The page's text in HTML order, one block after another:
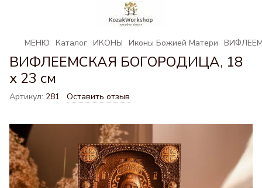
МЕНЮ Каталог ИКОНЫ Иконы Божией Матери
ВИФЛЕЕМСКАЯ БОГОРОДИЦА, 18
х 23 см
Артикул: 281 Оставить отзыв